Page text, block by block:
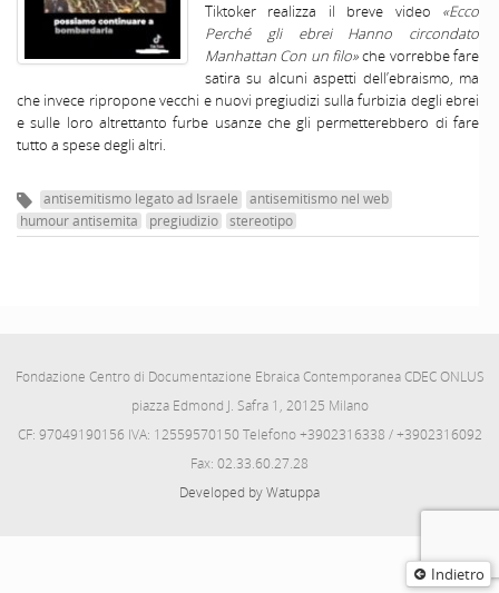
Indietro
Tiktoker realizza il breve video «Ecco
Perché gli ebrei Hanno circondato
Manhattan Con un filo»che vorrebbe fare
satira su alcuni aspetti dell’ebraismo, ma
che invece ripropone vecchi e nuovi pregiudizi sulla furbizia degli ebrei
e sulle loro altrettanto furbe usanze che gli permetterebbero di fare
tutto a spese degli altri.
antisemitismo legato ad Israele
antisemitismo nel web
humour antisemita
pregiudizio stereotipo
Fondazione Centro di Documentazione Ebraica Contemporanea CDEC ONLUS
piazza Edmond J. Safra 1, 20125 Milano
CF: 97049190156 IVA: 12559570150 Telefono +3902316338 / +3902316092
Fax: 02.33.60.27.28
Developed by Watuppa